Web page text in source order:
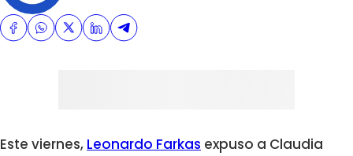
Este viernes, Leonardo Farkas expuso a Claudia